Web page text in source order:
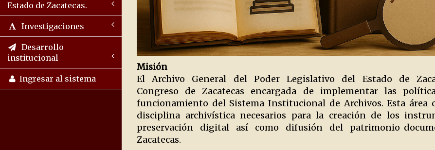
Estado de Zacatecas.
Investigaciones
Desarrollo
institucional
Ingresar al sistema
Misión
El Archivo General del Poder Legislativo del Estado de
Congreso de Zacatecas encargada de implementar las
funcionamiento del Sistema Institucional de Archivos. Esta
disciplina archivística necesarios para la creación de los
preservación digital así como difusión del patrimonio
Zacatecas.